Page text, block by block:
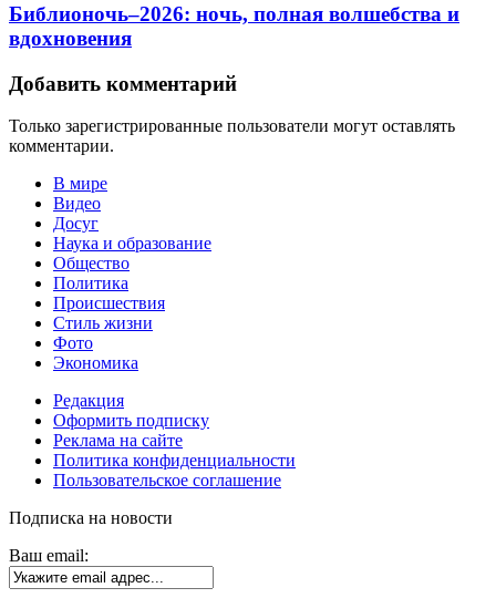
Библионочь–2026: ночь, полная волшебства и
вдохновения
Добавить комментарий
Только зарегистрированные пользователи могут оставлять
комментарии.
В мире
Видео
Досуг
Наука и образование
Общество
Политика
Происшествия
Стиль жизни
Фото
Экономика
Редакция
Оформить подписку
Реклама на сайте
Политика конфиденциальности
Пользовательское соглашение
Подписка на новости
Ваш email: